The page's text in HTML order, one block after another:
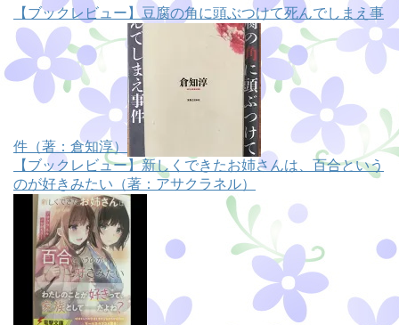
【ブックレビュー】豆腐の角に頭ぶつけて死んでしまえ事
件（著：倉知淳）
【ブックレビュー】新しくできたお姉さんは、百合という
のが好きみたい（著：アサクラネル）